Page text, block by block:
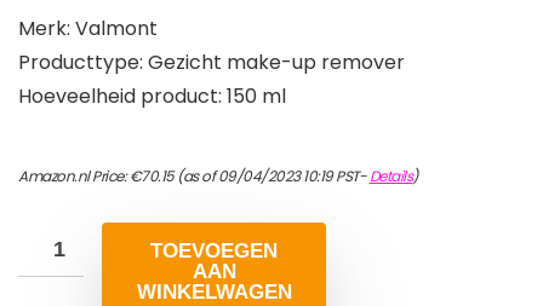
Merk: Valmont
Producttype: Gezicht make-up remover
Hoeveelheid product: 150 ml
Amazon.nl Price:€70.15(as of 09/04/2023 10:19 PST-Details)
TOEVOEGEN
AAN
WINKELWAGEN